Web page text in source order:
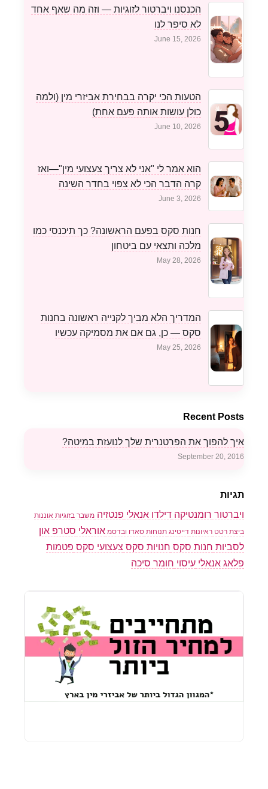
הכנסנו ויברטור לזוגיות — וזה מה שאף אחד
לא סיפר לנו
June 15, 2026
הטעות הכי יקרה בבחירת אביזרי מין (ולמה
כולן עושות אותה פעם אחת)
June 10, 2026
הוא אמר לי "אני לא צריך צעצועי מין"—ואז
קרה הדבר הכי לא צפוי בחדר השינה
June 3, 2026
חנות סקס בפעם הראשונה? כך תיכנסי כמו
מלכה ותצאי עם ביטחון
May 28, 2026
המדריך הלא מביך לקנייה ראשונה בחנות
סקס — כן, גם אם את מסמיקה עכשיו
May 25, 2026
Recent Posts
איך להפוך את הפרטנרית שלך לנועזת במיטה?
September 20, 2016
תגיות
ויברטור רומנטיקה דילדו אנאלי פנטזיה משבר בזוגיות אוננות
ביצת רטט ראיונות דייטינג תנוחות סאדו ובדסמ אוראלי סטרפ און
לסביות חנות סקס חנויות סקס צעצועי סקס פטמות
פלאג אנאלי עיסוי חומר סיכה